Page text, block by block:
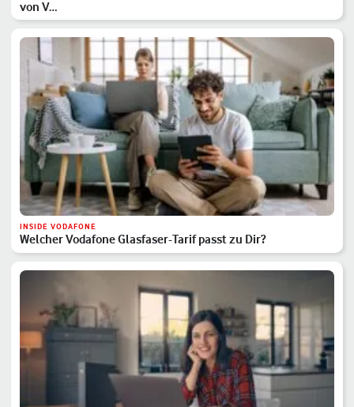
von V…
INSIDE VODAFONE
Welcher Vodafone Glasfaser-Tarif passt zu Dir?